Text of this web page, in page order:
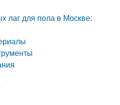
лаг для пола в Москве: